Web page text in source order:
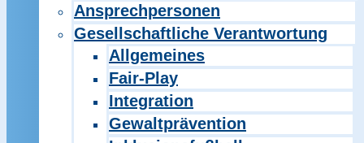
Ansprechpersonen
Gesellschaftliche Verantwortung
Allgemeines
Fair-Play
Integration
Gewaltprävention